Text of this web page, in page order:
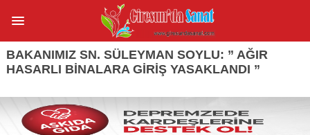
BAKANIMIZ SN. SÜLEYMAN SOYLU: ” AĞIR
HASARLI BINALARA GIRIŞ YASAKLANDI ”